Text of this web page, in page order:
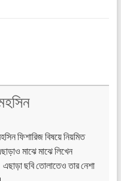
ফিশারিজ বিষয়ে নিয়মিত
মাঝে মাঝে লিখেন
ছবি তোলাতেও তার নেশা